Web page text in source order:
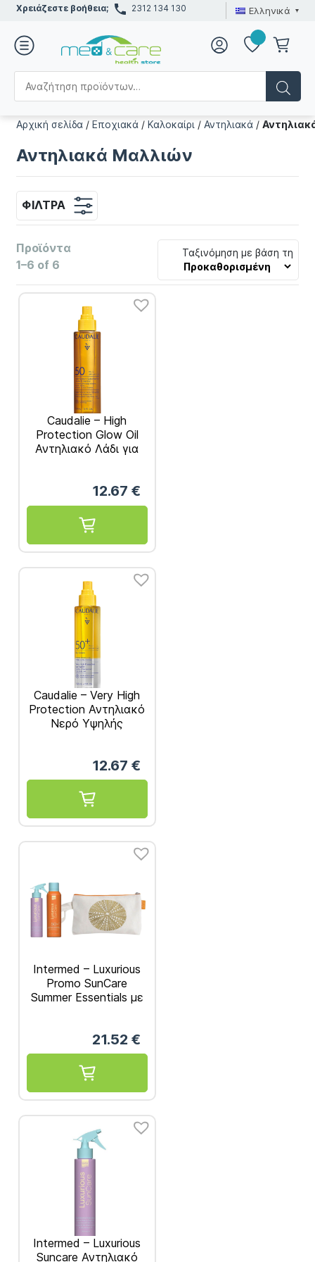
Χρειάζεστε βοήθεια; 2312 134 130 Ελληνικά
Αρχική σελίδα /Εποχιακά /Καλοκαίρι /Αντηλιακά /
Αντηλιακά Μαλλιών
ΦΊΛΤΡΑ
Προϊόντα
1–6 of 6
Ταξινόμηση με βάση τη
Caudalie – High
Protection Glow Oil
Αντηλιακό Λάδι για
150ml12.67 €
Caudalie – Very High
Protection Αντηλιακό
Νερό Υψηλής
12.67 €
Intermed – Luxurious
Promo SunCare
Summer Essentials με
Αντηλιακό Spray
Σώματος Spf50+
200ml
21.52 €
Intermed – Luxurious
Suncare Αντηλιακό